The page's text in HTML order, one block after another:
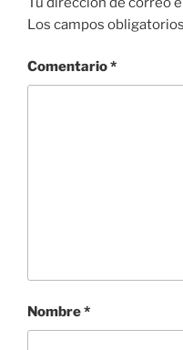
Los campos
Comentario*
Nombre*